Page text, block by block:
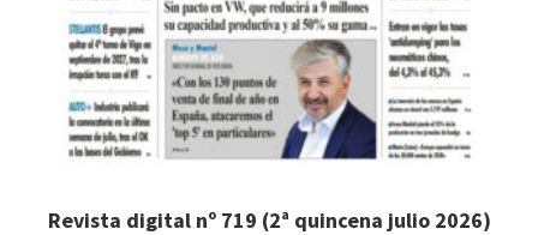
Revista digital nº 719 (2ª quincena julio 2026)